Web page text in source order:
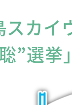
スカ
”選挙